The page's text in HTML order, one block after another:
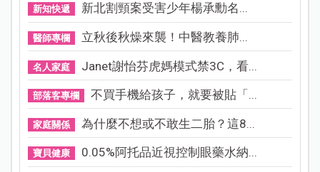
新知快遞 新北割頸案受害少年楊承勳名...
醫師專欄 立秋後秋燥來襲！中醫教養肺...
名人家庭 Janet謝怡芬虎媽模式禁3C，看...
部落客專欄 不買手機給孩子，就要被貼「...
家庭關係 為什麼不想或不敢生二胎？這8...
寶貝健康 0.05%阿托品近視控制眼藥水納...